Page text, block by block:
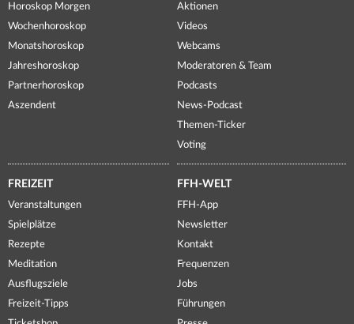
Horoskop Morgen
Wochenhoroskop
Monatshoroskop
Jahreshoroskop
Partnerhoroskop
Aszendent
Aktionen
Videos
Webcams
Moderatoren & Team
Podcasts
News-Podcast
Themen-Ticker
Voting
FREIZEIT
Veranstaltungen
Spielplätze
Rezepte
Meditation
Ausflugsziele
Freizeit-Tipps
FFH-WELT
FFH-App
Newsletter
Kontakt
Frequenzen
Jobs
Führungen